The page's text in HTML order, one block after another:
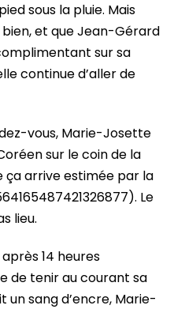
sous la pluie. Mais
et que Jean-Gérard
sur sa
continue d’aller de
vous, Marie-Josette
sur le coin de la
arrive estimée par la
Le
lieu.
14 heures
de tenir au courant sa
un sang d’encre, Marie-